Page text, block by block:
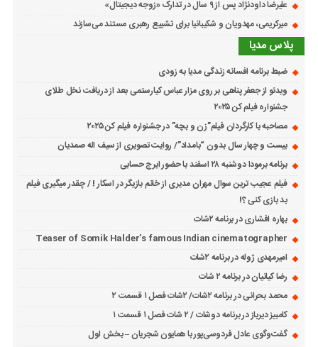
علیرضا داودنژاد پس از ۹ سال در تدارک «زوجه دیجیتال»
میرکریمی، مهدویان و شکیبانیا برای تشییع رهبری مستند می‌سازند
پلاس مدیا
ضبط برنامه افسانه زندگی مدیا به زودی
ویدئو از جعفر پناهی بر روی مزار عباس کیارستمی بعد از دریافت نخل طلای
جشنواره فیلم کن ۲۰۲۵
مصاحبه با کارگردان فیلم”زن و بچه” در جشنواره فیلم کن ۲۰۲۵
بیست و چهار سال بدون “بامداد”/ روایت تصویری از سیف اله صمدیان
برنامه برمودا دوشنبه ۲۸ اسفند با حضور ایرج حسابی
فیلم عجیب ترین سوال مهران مدیری از خانم بازیگر در اسکار ! / چقدر میگیری فیلم
بد بازی کنی ؟!
بهاره افشاری در برنامه ۲شات
Teaser of Somik Halder’s famous Indian cinematographer
امیرمهدی ژوله در برنامه ۲شات
رضا کیانیان در برنامه ۲ شات
محمد بحرانی در برنامه ۲شات/ ۲شات فصل ۱ قسمت ۲
کامبیز دیرباز در برنامه دوشات / ۲ شات فصل ۱ قسمت ۱
گفت‌وگوی عادل فردوسی‌پور با همایون شجریان – بخش اول